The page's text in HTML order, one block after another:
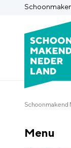
Schoonmakend
Menu